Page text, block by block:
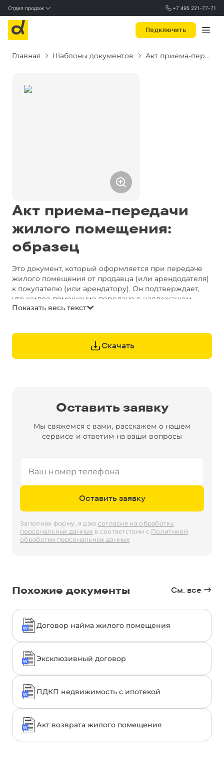
Отдел продаж +7 495 221-77-71
Подключить
Главная Шаблоны документов Акт приема-передачи жилого помещения
Акт приема-передачи
жилого помещения:
образец
Это документ, который оформляется при передаче
жилого помещения от продавца (или арендодателя)
к покупателю (или арендатору). Он подтверждает,
что жилое помещение передано в надлежащем
состоянии, без каких-либо дефектов и повреждений.
(или арендодателя) и покупателя (или арендатора),
описание передаваемого жилого помещения (адрес,
этаж, количество комнат, площадь, технические
Скачайте бесплатный шаблон и используйте
Обратите внимание на фрагменты документа,
выделенные желтым цветом. Это комментарии
за соответствие документа законодательству
или подписывающие шаблон.
Показать весь текст
Скачать
Оставить заявку
Мы свяжемся с вами, расскажем о нашем
сервисе и ответим на ваши вопросы
Оставить заявку
Заполняя форму, я даю согласие на обработку
персональных данных в соответствии с Политикой
обработки персональных данных
Похожие документы См. все →
Договор найма жилого помещения
Эксклюзивный договор
ПДКП недвижимость с ипотекой
Акт возврата жилого помещения